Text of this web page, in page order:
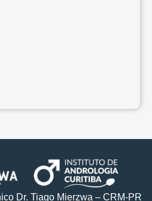
Dr. Tiago Mierzwa – CRM-PR